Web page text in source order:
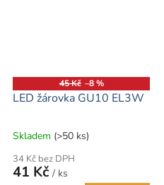
45 Kč –8 %
LED žárovka GU10 EL3W
Průměrné
produktu
je
Skladem (>50 ks)
34 Kč bez DPH
41 Kč / ks